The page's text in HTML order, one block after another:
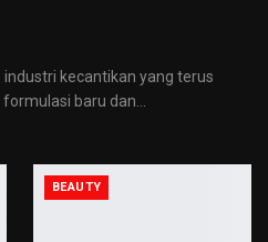
kecantikan yang terus
baru dan…
BEAUTY